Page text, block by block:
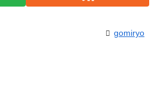
gomiryo